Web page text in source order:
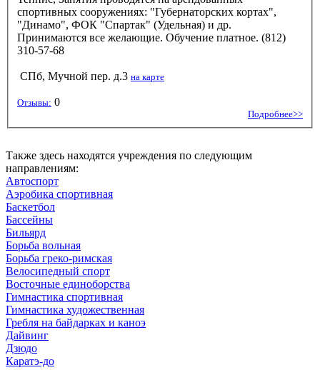
спортивных сооружениях: "Губернаторских кортах",
"Динамо", ФОК "Спартак" (Удельная) и др.
Принимаются все желающие. Обучение платное. (812)
310-57-68
СПб, Мучной пер. д.3 на карте
Отзывы: 0
Подробнее>>
Также здесь находятся учреждения по следующим
направлениям:
Автоспорт
Аэробика спортивная
Баскетбол
Бассейны
Бильярд
Борьба вольная
Борьба греко-римская
Велосипедный спорт
Восточные единоборства
Гимнастика спортивная
Гимнастика художественная
Гребля на байдарках и каноэ
Дайвинг
Дзюдо
Каратэ-до